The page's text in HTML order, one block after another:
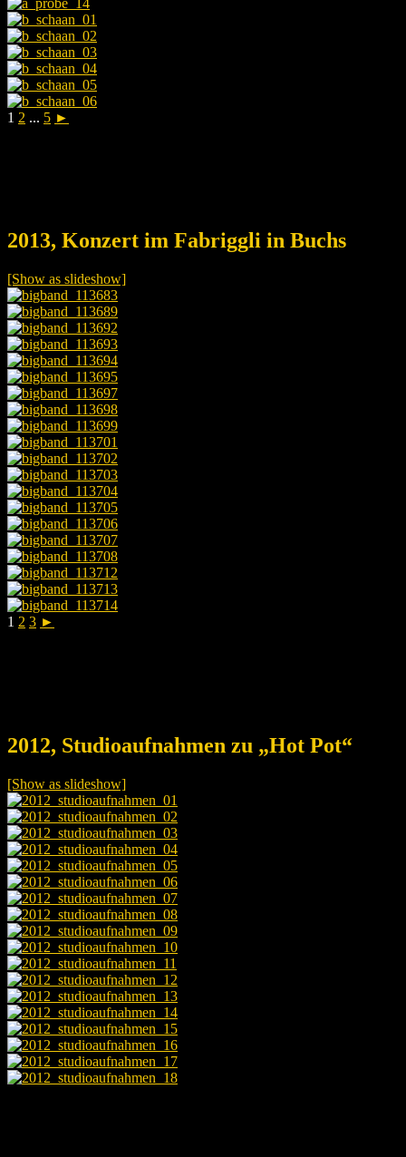
1 2 ... 5 ►
2013, Konzert im Fabriggli in Buchs
[Show as slideshow]
1 2 3 ►
2012, Studioaufnahmen zu „Hot Pot“
[Show as slideshow]